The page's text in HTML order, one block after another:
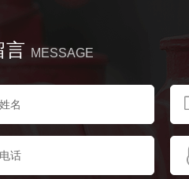
言 MESSAGE